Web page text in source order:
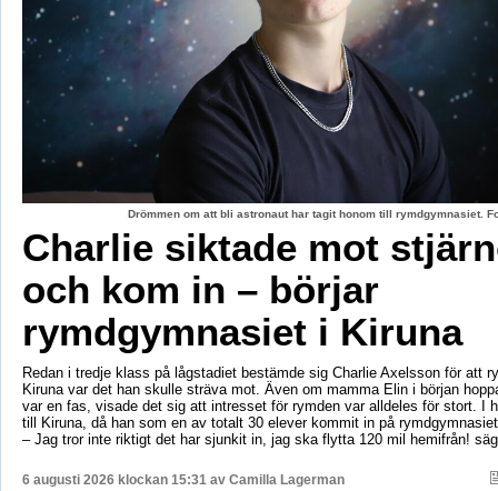
Drömmen om att bli astronaut har tagit honom till rymdgymnasiet.
Charlie siktade mot
och kom in – börjar
rymdgymnasiet i Kiruna
Redan i tredje klass på lågstadiet bestämde sig Charlie Axelsson för att
Kiruna var det han skulle sträva mot. Även om mamma Elin i början
var en fas, visade det sig att intresset för rymden var alldeles för stort. I
till Kiruna, då han som en av totalt 30 elever kommit in på
– Jag tror inte riktigt det har sjunkit in, jag ska flytta 120 mil hemifrån!
6 augusti 2026 klockan 15:31 av Camilla Lagerman